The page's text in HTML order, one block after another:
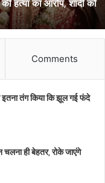
Comments
इतना तंग किया कि झूल गई फंदे
ही बेहतर, रोके जाएंगे